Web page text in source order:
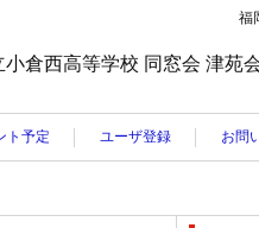
福
小倉西高等学校 同窓会 津苑
ト予定 ユーザ登録 お問